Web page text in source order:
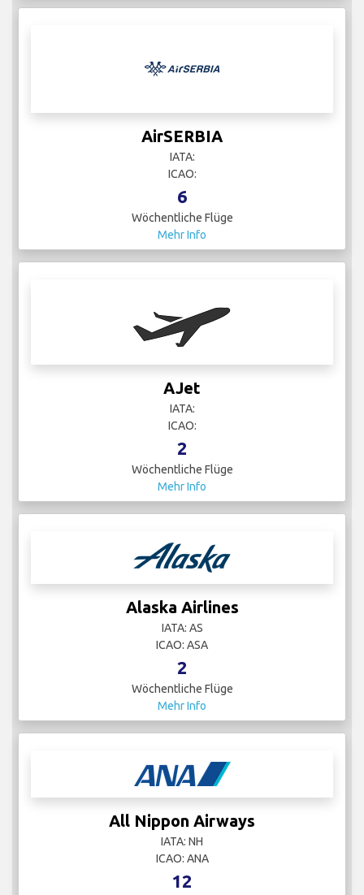
AirSERBIA
IATA:
ICAO:
6
Wöchentliche Flüge
Mehr Info
AJet
IATA:
ICAO:
2
Wöchentliche Flüge
Mehr Info
Alaska Airlines
IATA: AS
ICAO: ASA
2
Wöchentliche Flüge
Mehr Info
All Nippon Airways
IATA: NH
ICAO: ANA
12